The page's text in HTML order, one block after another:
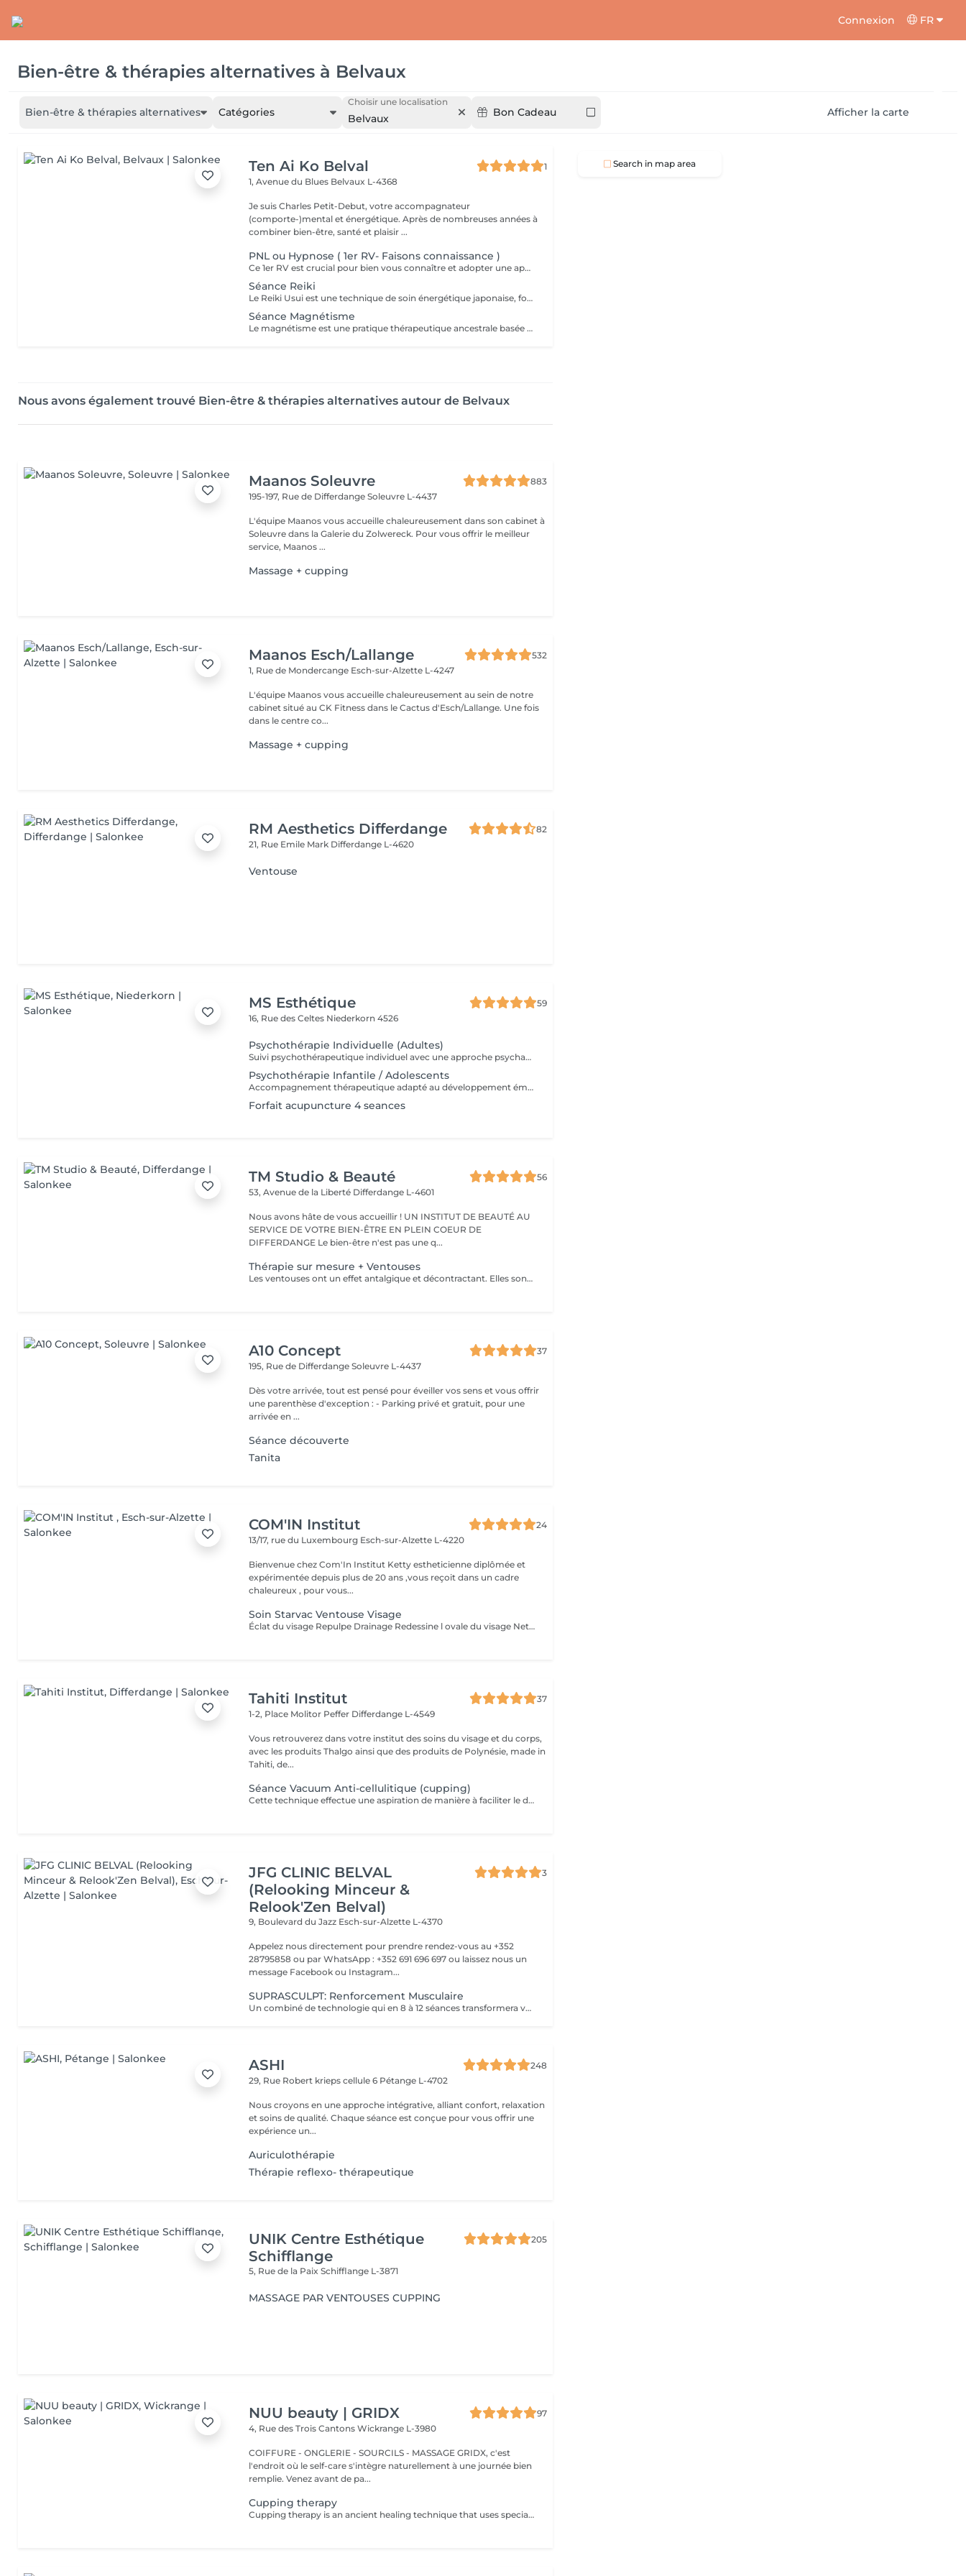
Connexion FR
Bien-être & thérapies alternatives à Belvaux
Bien-être & thérapies alternatives Catégories
Choisir une localisation
Belvaux Bon Cadeau Afficher la carte
Ten Ai Ko Belval
1
1, Avenue du Blues Belvaux L-4368
Je suis Charles Petit-Debut, votre accompagnateur
(comporte-)mental et énergétique. Après de nombreuses années à
combiner bien-être, santé et plaisir ...
PNL ou Hypnose ( 1er RV- Faisons connaissance )
Ce 1er RV est crucial pour bien vous connaître et adopter une approche personnalisée et efficace lors des prochaines séances.
Séance Reiki
Le Reiki Usui est une technique de soin énergétique japonaise, fondée par Mikao Usui au début du XXème siècle. Elle repose sur le principe de transmission de l'énergie universelle par imposition des mains pour favoriser la guérison et le bien-être. Les bienfaits du Reiki incluent l'harmonisation du corps et de l'esprit, la réduction du stress et la promotion de la relaxation pour une amélioration de la qualité du sommeil, le renforcement du système immunitaire et l'équilibrage des émotions. Le Reiki peut être utilisé pour soulager une douleur ponctuelle ou pour accompagner un traitement plus lourd.
Séance Magnétisme
Le magnétisme est une pratique thérapeutique ancestrale basée sur l'utilisation de l'énergie universelle. Il repose sur le principe que le corps humain émet et reçoit des énergies en fonction de blessures et/ou de besoins. Le magnétiseur peut rééquilibrer ces flux énergétiques par imposition des mains. Cela contribue à la réduction des douleurs, l'amélioration de la circulation sanguine et le renforcement des défenses naturelles de l'organisme, mais aussi à la diminution du stress, l'accélération de la cicatrisation et l'amélioration du bien-être général.
Nous avons également trouvé Bien-être & thérapies alternatives autour de Belvaux
Maanos Soleuvre
883
195-197, Rue de DifferdangeSoleuvre L-4437
L'équipe Maanos vous accueille chaleureusement dans son cabinet à
Soleuvre dans la Galerie du Zolwereck. Pour vous offrir le meilleur
service, Maanos ...
Massage + cupping
Maanos Esch/Lallange
532
1, Rue de Mondercange Esch-sur-Alzette L-4247
L'équipe Maanos vous accueille chaleureusement au sein de notre
cabinet situé au CK Fitness dans le Cactus d'Esch/Lallange. Une fois
dans le centre co...
Massage + cupping
RM Aesthetics Differdange
82
21, Rue Emile Mark Differdange L-4620
Ventouse
MS Esthétique
59
16, Rue des Celtes Niederkorn 4526
Psychothérapie Individuelle (Adultes)
Suivi psychothérapeutique individuel avec une approche psychanalytique, axé sur la connaissance de soi, l'élaboration émotionnelle, la réduction de l'anxiété et l'amélioration de la qualité de vie. SPM et Santé de la Femme Accompagnement thérapeutique axé sur la santé émotionnelle et hormonale de la femme, pouvant intégrer la psychothérapie et l'acupuncture.
Psychothérapie Infantile / Adolescents
Accompagnement thérapeutique adapté au développement émotionnel des enfants et des adolescents, avec un accent sur le comportement, les émotions et les liens familiaux. Éducation Sexuelle Émotionnelle Séances éducatives et thérapeutiques favorisant le développement sain de la sexualité, des émotions, des limites et de la communication. Prévention des Abus Sexuels Interventions psychoéducatives axées sur la prévention des abus sexuels, renforçant la conscience corporelle, émotionnelle et les stratégies de protection.
Forfait acupuncture 4 seances
TM Studio & Beauté
56
53, Avenue de la Liberté Differdange L-4601
Nous avons hâte de vous accueillir ! UN INSTITUT DE BEAUTÉ AU
SERVICE DE VOTRE BIEN-ÊTRE EN PLEIN COEUR DE
DIFFERDANGE Le bien-être n'est pas une q...
Thérapie sur mesure + Ventouses
Les ventouses ont un effet antalgique et décontractant. Elles sont recommandées pour soigner différentes lésions musculaires et articulaires : entorses bénignes, contractures, élongations, crampes, lombalgies, tendinites. Les traitement par ventouses sont combinés avec des massages local avec technique isolées et massage relaxant.
A10 Concept
37
195, Rue de DifferdangeSoleuvre L-4437
Dès votre arrivée, tout est pensé pour éveiller vos sens et vous offrir
une parenthèse d'exception : - Parking privé et gratuit, pour une
arrivée en ...
Séance découverte
Tanita
COM'IN Institut
24
13/17, rue du Luxembourg Esch-sur-Alzette L-4220
Bienvenue chez Com'In Institut Ketty estheticienne diplômée et
expérimentée depuis plus de 20 ans ,vous reçoit dans un cadre
chaleureux , pour vous...
Soin Starvac Ventouse Visage
Éclat du visage Repulpe Drainage Redessine l ovale du visage Nettoyage du visage ,traitement ventouse et application d'une crème
Tahiti Institut
37
1-2, Place Molitor Peffer Differdange L-4549
Vous retrouverez dans votre institut des soins du visage et du corps,
avec les produits Thalgo ainsi que des produits de Polynésie, made in
Tahiti, de...
Séance Vacuum Anti-cellulitique (cupping)
Cette technique effectue une aspiration de manière à faciliter le drainage du liquide retenu dans les cellules et à favoriser la circulation sanguine. La combinaison de ces deux effets aide à extraire les adipocytes et favorise l'oxygénation des tissus. Pour cette raison, c'est un traitement recommandé contre la cellulite.
JFG CLINIC BELVAL
(Relooking Minceur &
Relook'Zen Belval)
3
9, Boulevard du Jazz Esch-sur-Alzette L-4370
Appelez nous directement pour prendre rendez-vous au +352
28795858 ou par WhatsApp : +352 691 696 697 ou laissez nous un
message Facebook ou Instagram...
SUPRASCULPT: Renforcement Musculaire
Un combiné de technologie qui en 8 à 12 séances transformera votre silhouette sur une zone du corps.. Des abdos développés? des cuisses tonifiées ?? des bras remodelés?? alors n'hésitez plus !!
ASHI
248
29, Rue Robert krieps cellule 6 Pétange L-4702
Nous croyons en une approche intégrative, alliant confort, relaxation
et soins de qualité. Chaque séance est conçue pour vous offrir une
expérience un...
Auriculothérapie
Thérapie reflexo- thérapeutique
UNIK Centre Esthétique
Schifflange
205
5, Rue de la PaixSchifflange L-3871
MASSAGE PAR VENTOUSES CUPPING
NUU beauty | GRIDX
97
4, Rue des Trois CantonsWickrange L-3980
COIFFURE - ONGLERIE - SOURCILS - MASSAGE GRIDX, c'est
l'endroit où le self-care s'intègre naturellement à une journée bien
remplie. Venez avant de pa...
Cupping therapy
Cupping therapy is an ancient healing technique that uses special cups to create gentle suction on the skin. This suction promotes blood flow, relieves muscle tension, reduces inflammation, and supports deep relaxation. The treatment can help release toxins, improve circulation, and ease chronic pain or stiffness. *Please note that cupping therapy could just be added to a massage service with includes back massage.
Search in map area